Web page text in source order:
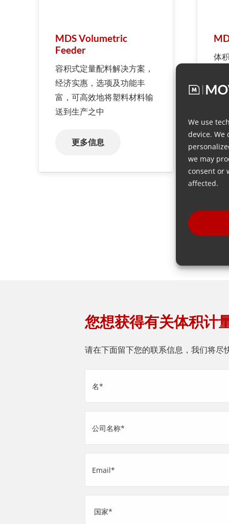
We use
device.
we may
consent or
affected.
MDS Volumetric
Feeder
容积式定量配料解决方案，
经济实惠，选项及功能丰
富，可高效地将塑料材料输
送到生产之中
更多信息
体
动
您想获得有关体积计
请在下面留下您的联系信息，我们将尽
名
(Required)
司
名
(Required)
(Required)